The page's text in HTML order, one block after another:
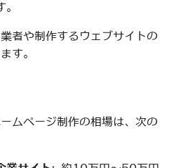
者や制作するウェブサイトの
す。
ムページ制作の相場は、次の